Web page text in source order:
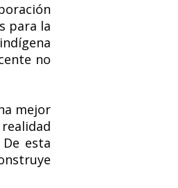
para la
no
mejor
esta